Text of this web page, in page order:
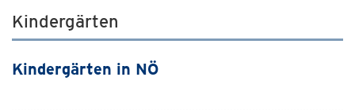
Kindergärten
Kindergärten in NÖ